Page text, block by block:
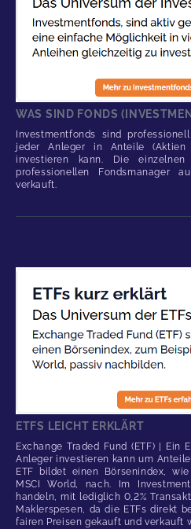
WAS SIND FONDS
Investmentfonds sind
jeder Anleger in Anteile (Aktien
investieren kann. Die
professionellen Fondsmanager
verkauft.
ETFS LEICHT ERKLÄRT
Exchange Traded Fund (ETF) | Ein
Anleger investieren kann um
ETF bildet einen Börsenindex,
MSCI World, nach. Im
handeln, mit lediglich 0,2%
Maklerspesen, da die ETFs direkt
fairen Preisen gekauft und verkauft